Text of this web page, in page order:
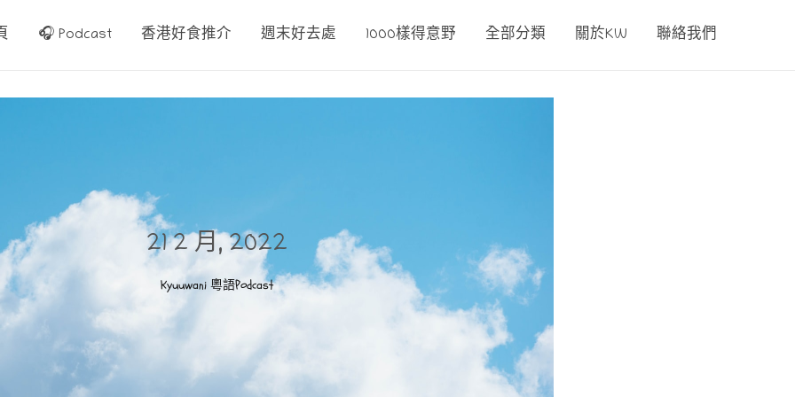
🎧 Podcast 香港好食推介 週末好去處 1000樣得意野 全部分類 關於KW 聯絡我們
21 2 月, 2022
Kyuuwani 粵語Podcast